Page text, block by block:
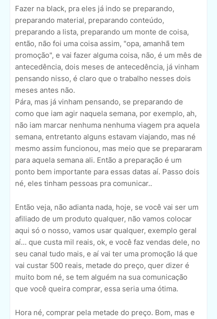
Fazer na black, pra eles já indo se preparando,
preparando material, preparando conteúdo,
preparando a lista, preparando um monte de coisa,
então, não foi uma coisa assim, "opa, amanhã tem
promoção", e vai fazer alguma coisa, não, é um mês de
antecedência, dois meses de antecedência, já vinham
pensando nisso, é claro que o trabalho nesses dois
meses antes não.
Pára, mas já vinham pensando, se preparando de
como que iam agir naquela semana, por exemplo, ah,
não iam marcar nenhuma nenhuma viagem pra aquela
semana, entretanto alguns estavam viajando, mas né
mesmo assim funcionou, mas meio que se prepararam
para aquela semana ali. Então a preparação é um
ponto bem importante para essas datas aí. Passo dois
né, eles tinham pessoas pra comunicar..
Então veja, não adianta nada, hoje, se você vai ser um
afiliado de um produto qualquer, não vamos colocar
aqui só o nosso, vamos usar qualquer, exemplo geral
aí... que custa mil reais, ok, e você faz vendas dele, no
seu canal tudo mais, e aí vai ter uma promoção lá que
vai custar 500 reais, metade do preço, quer dizer é
muito bom né, se tem alguém na sua comunicação
que você queira comprar, essa seria uma ótima.
Hora né, comprar pela metade do preço. Bom, mas e